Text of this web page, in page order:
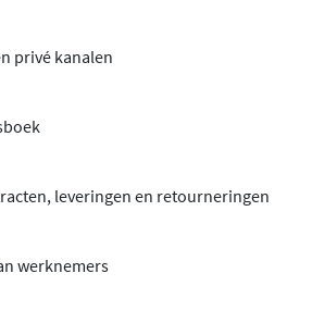
privé kanalen
leveringen en retourneringen
werknemers